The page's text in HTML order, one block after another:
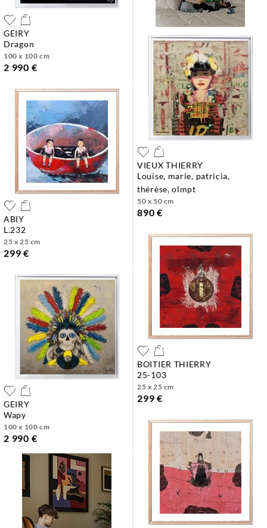
GEIRY
dragon
100 x 100 cm
2 990 €
ABIY
l.232
25 x 25 cm
299 €
VIEUX THIERRY
louise, marie, patricia,
thérèse, olmpt
50 x 50 cm
890 €
GEIRY
wapy
100 x 100 cm
2 990 €
BOITIER THIERRY
25-103
25 x 25 cm
299 €